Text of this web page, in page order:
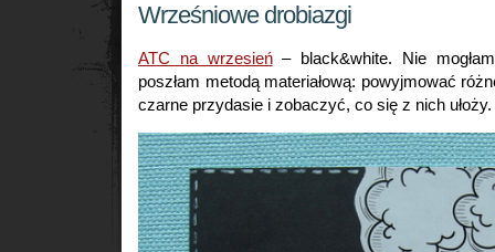
Wrześniowe drobiazgi
ATC na wrzesień– black&white. Nie
poszłam metodą materiałową: powyjmować
czarne przydasie i zobaczyć, co się z nich ułoży.